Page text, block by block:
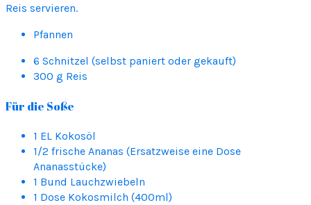
Reis servieren.
Pfannen
6 Schnitzel (selbst paniert oder gekauft)
300 g Reis
Für die Soße
1 EL Kokosöl
1/2 frische Ananas (Ersatzweise eine Dose
Ananasstücke)
1 Bund Lauchzwiebeln
1 Dose Kokosmilch (400ml)